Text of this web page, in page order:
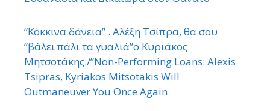
“Κόκκινα δάνεια” . Αλέξη Τσίπρα, θα σου
“βάλει πάλι τα γυαλιά”ο Κυριάκος
Μητσοτάκης./”Non-Performing Loans: Alexis
Tsipras, Kyriakos Mitsotakis Will
Outmaneuver You Once Again